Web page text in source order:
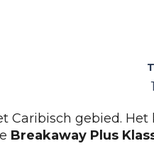
gebied.
Breakaway Plus